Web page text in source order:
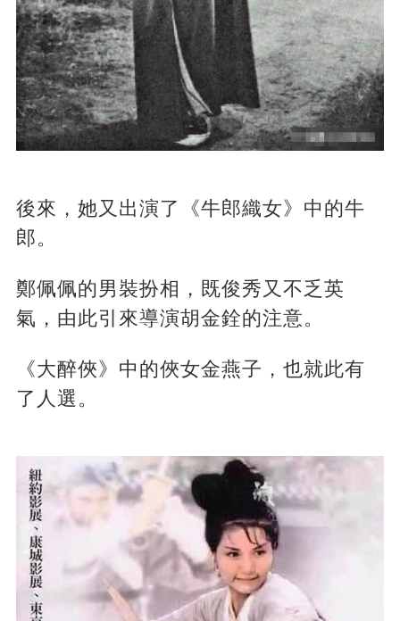
後來，她又出演了《牛郎織女》中的牛
郎。
鄭佩佩的男裝扮相，既俊秀又不乏英
氣，由此引來導演胡金銓的注意。
《大醉俠》中的俠女金燕子，也就此有
了人選。